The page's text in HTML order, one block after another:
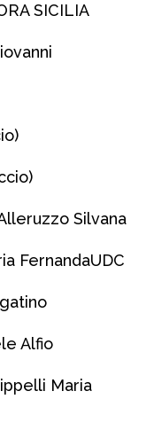
SICILIA
Silvana
FernandaUDC
Alfio
Maria